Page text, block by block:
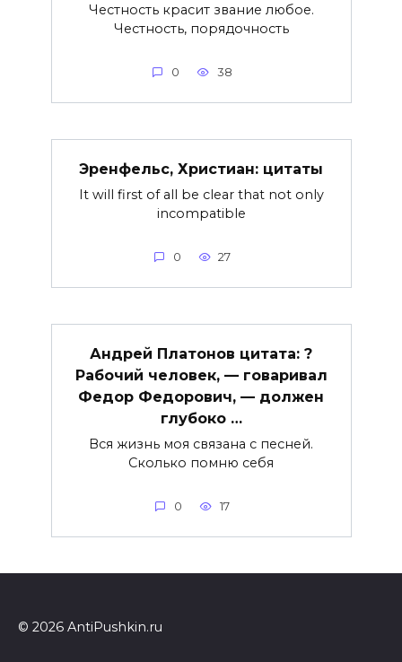
Честность красит звание любое.
Честность, порядочность
0 38
Эренфельс, Христиан: цитаты
It will first of all be clear that not only
incompatible
0 27
Андрей Платонов цитата: ?
Рабочий человек, — говаривал
Федор Федорович, — должен
глубоко …
Вся жизнь моя связана с песней.
Сколько помню себя
0 17
© 2026 AntiPushkin.ru